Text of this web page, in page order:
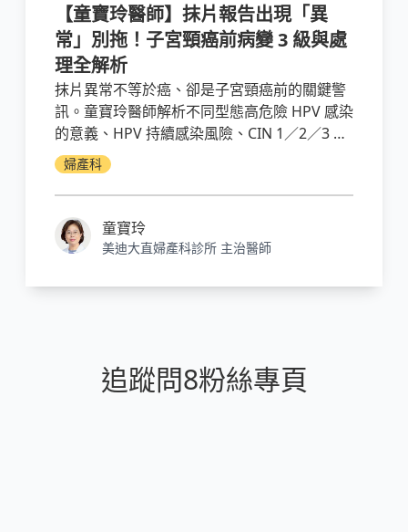
【童寶玲醫師】抹片報告出現「異
常」別拖！子宮頸癌前病變 3 級與處
理全解析
抹片異常不等於癌、卻是子宮頸癌前的關鍵警
訊。童寶玲醫師解析不同型態高危險 HPV 感染
的意義、HPV 持續感染風險、CIN 1／2／3 分
級、陰道鏡與錐狀切片時機、追蹤多久才安
全，教你看懂異常報告別恐慌也別輕忽。
婦產科
童寶玲
美迪大直婦產科診所 主治醫師
追蹤問8粉絲專頁